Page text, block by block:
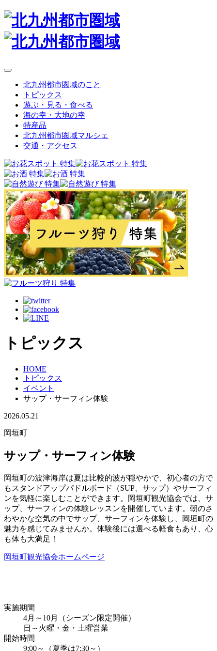
北九州都市圏域のこと
トピックス
遊ぶ・見る・食べる
海の幸・大地の幸
特産品
北九州都市圏域マルシェ
交通・アクセス
トピックス
HOME
トピックス
イベント
サップ・サーフィン体験
2026.05.21
岡垣町
サップ・サーフィン体験
岡垣町の波津海岸は夏は比較的波が穏やかで、初心者の方で
もスタンドアップパドルボード（SUP、サップ）やサーフィ
ンを気軽に楽しむことができます。岡垣町観光協会では、サ
ップ、サーフィンの体験レッスンを開催しています。朝のさ
わやかな空気の中でサップ、サーフィンを体験し、岡垣町の
魅力を感じてみませんか。体験後には選べる軽食もあり、心
も体も大満足！
岡垣町観光協会ホームページ
実施期間
4月～10月（シーズン限定開催）
日～火曜・金・土曜営業
開始時間
9:00～（夏季は7:30～）